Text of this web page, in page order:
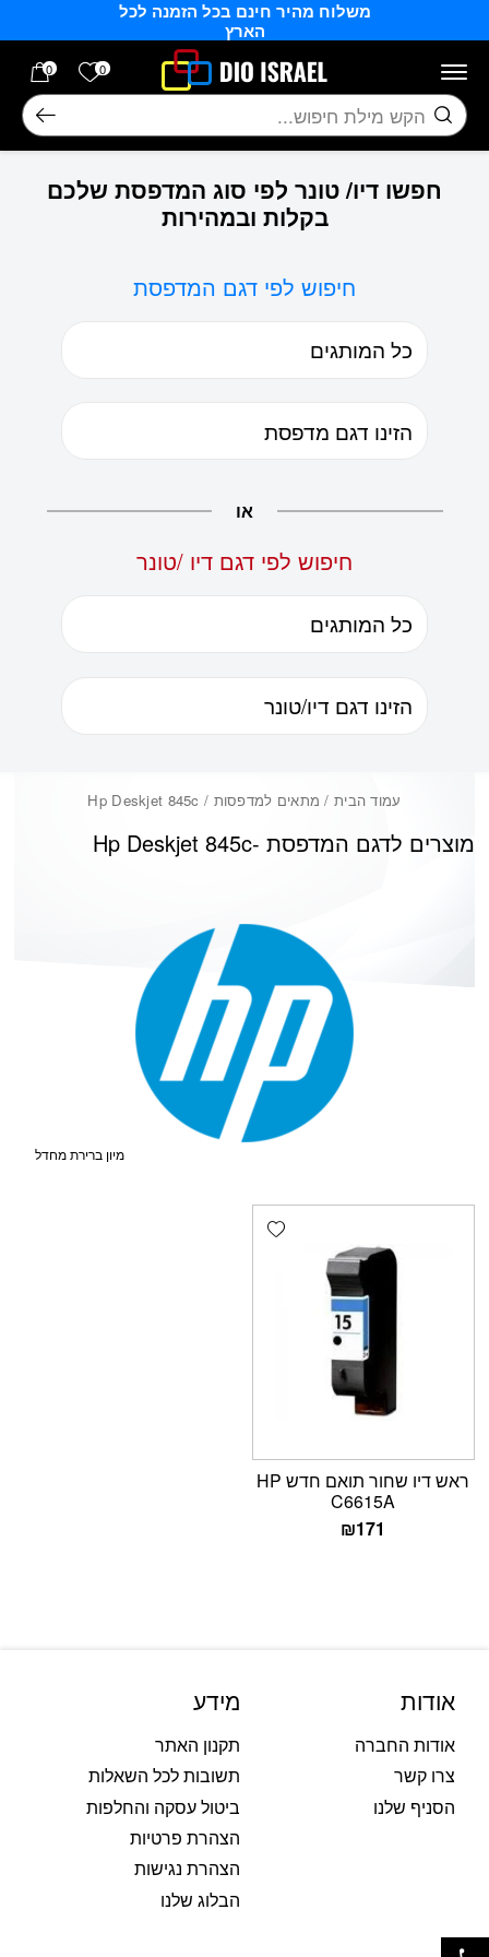
משלוח מהיר חינם בכל הזמנה לכל
הארץ
0 הרשימה
0
חיפוש
חפשו דיו/ טונר לפי סוג המדפסת שלכם
בקלות ובמהירות
חיפוש לפי דגם המדפסת
או
חיפוש לפי דגם דיו /טונר
עמוד הבית / מתאים למדפסות / Hp Deskjet 845c
Hp Deskjet 845cמוצרים לדגם המדפסת -
Add wishlist
ראש דיו שחור תואם חדש HP
C6615A
₪171
אודות
אודות החברה
צרו קשר
הסניף שלנו
מידע
תקנון האתר
תשובות לכל השאלות
ביטול עסקה והחלפות
הצהרת פרטיות
הצהרת נגישות
הבלוג שלנו
פתח סרגל נגישות